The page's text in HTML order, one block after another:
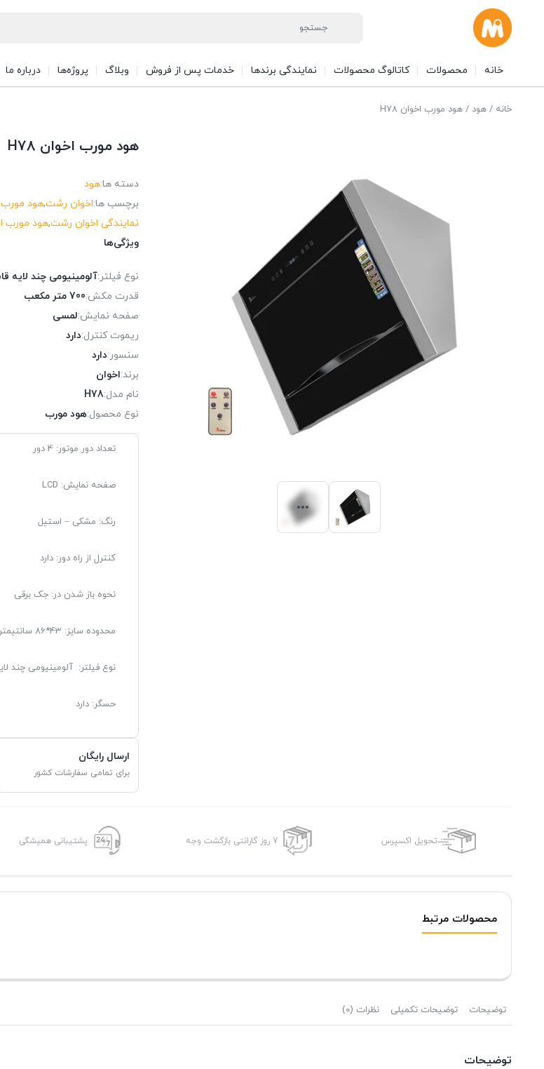
خانه محصولات کاتالوگ محصولات نمایندگی برندها خدمات پس از فروش وبلاگ پروژه‌ها درباره ما
خانه /هود / هود مورب اخوان H78
هود مورب اخوان H78
دسته ها:هود
برچسب ها:اخوان رشت,هود مورب
نمایندگی اخوان رشت,هود مورب
ویژگی‌ها
نوع فیلتر:آلومینیومی چند لایه
قدرت مکش:700 متر مکعب
صفحه نمایش:لمسی
ریموت کنترل:دارد
سنسور:دارد
برند:اخوان
نام مدل:H78
نوع محصول:هود مورب
تعداد دور موتور: 4 دور
صفحه نمایش: LCD
رنگ: مشکی – استیل
کنترل از راه دور: دارد
نحوه باز شدن در: جک برقی
محدوده سایز: 43*86 سانتیمتر
نوع فیلتر: آلومینیومی چند
حسگر: دارد
ارسال رایگان
برای تمامی سفارشات کشور
تحویل اکسپرس 7 روز گارانتی بازگشت وجه پشتیبانی همیشگی
محصولات مرتبط
توضیحات توضیحات تکمیلی نظرات (0)
توضیحات